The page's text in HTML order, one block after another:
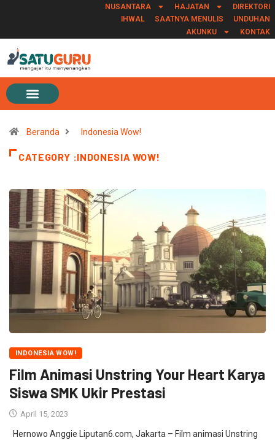
NUSANTARA HAJATAN
DIREKTORI
IHWAL
SAATNYA MENULIS
UNDUHAN
AKUNKU
KONTAK
Beranda Indonesia Wow!
CATEGORY :INDONESIA WOW!
INDONESIA WOW!
Film Animasi Unstring Your Heart Karya
Siswa SMK Ukir Prestasi
April 15, 2023
Hernowo Anggie Liputan6.com, Jakarta – Film animasi Unstring